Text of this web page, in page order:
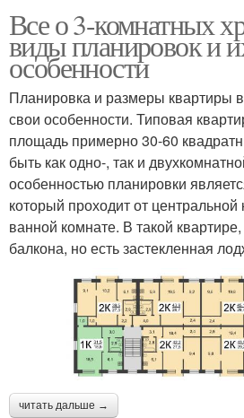
Все о 3-комнатных
виды планировок и
особенности
Планировка и размеры квартиры
свои особенности. Типовая
площадь примерно 30-60
быть как одно-, так и
особенностью планировки
который проходит от центральной
ванной комнате. В такой
балкона, но есть застекленная
читать дальше →